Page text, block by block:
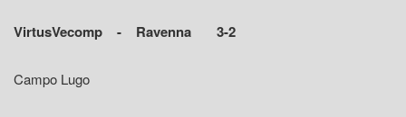
VirtusVecomp - Ravenna 3-2
Campo Lugo